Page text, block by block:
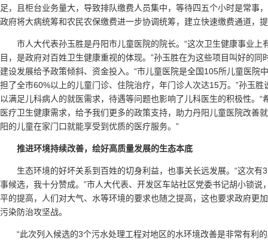
足，且柜台业务量大，导致排队缴费人员集中，等待四五个小时是常事
政府将大病统筹和农民农保缴费进一步协调统筹，建立快速缴费通道，
市人大代表孙玉胜是丹阳市儿童医院的院长。“这次卫生健康事业上
目，是政府对百姓卫生健康重视的体现。”孙玉胜在为这些项目叫好的同
建设发展给予政策倾斜、资金投入。“市儿童医院是全国105所儿童医院
担了全市60%以上的儿童门诊、住院治疗，年门诊人次达15万。”孙玉
以满足儿科病人的就医需求，待遇等问题也影响了儿科医生的积极性。“
医疗卫生健康需求，给予我们更多的政策支持，助力丹阳儿童医院改善
阳的儿童在家门口就能享受到优质的医疗服务。”
推进环境持续改善，绘好高质量发展的生态本底
生态环境的好坏关系到百姓的切身利益，也事关长远发展。“这次有
事候选，我十分赞成。”市人大代表、开发区车站社区党委书记胡小锁说
平的提高，人们对大气、水等环境的要求也随之提高，这也要求政府更
污染防治攻坚战。
“此次列入候选的3个污水处理工程对地区的水环境改善是非常有利